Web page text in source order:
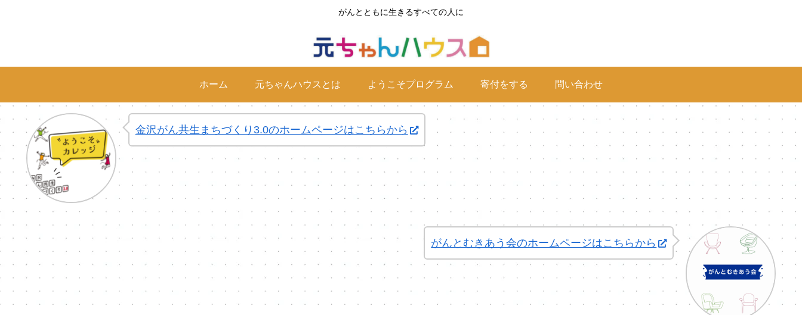
がんとともに生きるすべての人に
ホーム 元ちゃんハウスとは ようこそプログラム 寄付をする 問い合わせ
金沢がん共生まちづくり3.0のホームページはこちらから
がんとむきあう会のホームページはこちらから